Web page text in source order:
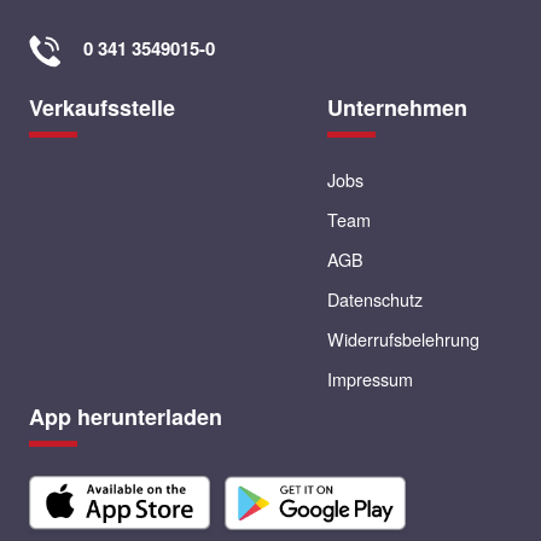
0 341 3549015-0
Verkaufsstelle Unternehmen
Jobs
Team
AGB
Datenschutz
Widerrufsbelehrung
Impressum
App herunterladen